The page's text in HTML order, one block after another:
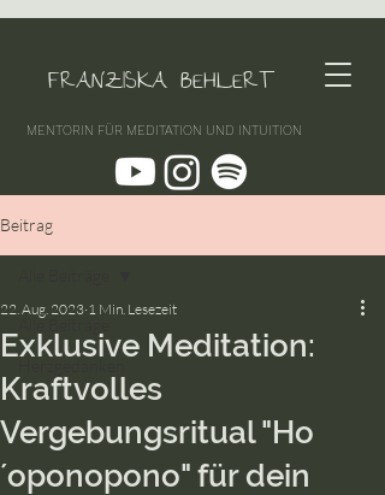
FRANZISKA BEHLERT
MENTORIN FÜR MEDITATION UND INTUITION
Beitrag
Alle Beiträge
Exklusive Meditation:
Kraftvolles
Vergebungsritual "Ho
´oponopono" für dein
22. Aug. 2023 1 Min. Lesezeit